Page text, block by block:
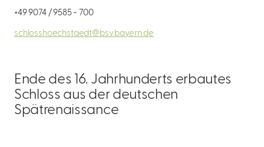
Ende des 16. Jahrhunderts erbautes
Schloss aus der deutschen
Spätrenaissance
+49 9074 / 9585 - 700
schlosshoechstaedt@bsv.bayern.de